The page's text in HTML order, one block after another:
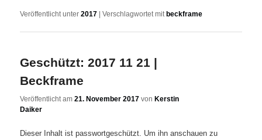
Veröffentlicht unter 2017 |Verschlagwortet mit beckframe
Geschützt: 2017 11 21 |
Beckframe
Veröffentlicht am21. November 2017 vonKerstin
Daiker
Dieser Inhalt ist passwortgeschützt. Um ihn anschauen zu